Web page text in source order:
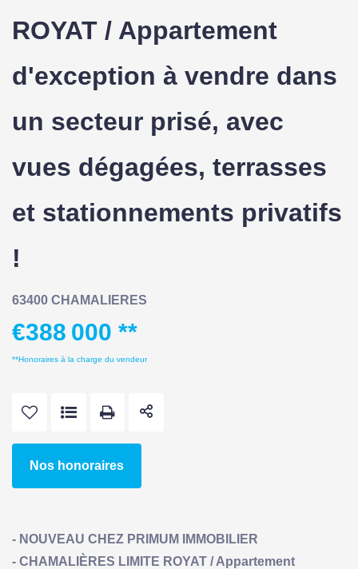
ROYAT / Appartement
d'exception à vendre dans
un secteur prisé, avec
vues dégagées, terrasses
et stationnements privatifs
!
63400 CHAMALIERES
€388 000 **
**Honoraires à la charge du vendeur
Nos honoraires
- NOUVEAU CHEZ PRIMUM IMMOBILIER
- CHAMALIÈRES LIMITE ROYAT / Appartement